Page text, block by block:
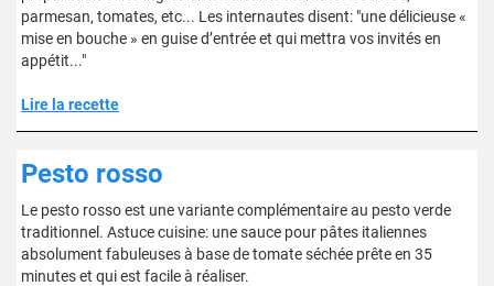
parmesan, tomates, etc... Les internautes disent: "une délicieuse «
mise en bouche » en guise d’entrée et qui mettra vos invités en
appétit..."
Lire la recette
Pesto rosso
Le pesto rosso est une variante complémentaire au pesto verde
traditionnel. Astuce cuisine: une sauce pour pâtes italiennes
absolument fabuleuses à base de tomate séchée prête en 35
minutes et qui est facile à réaliser.